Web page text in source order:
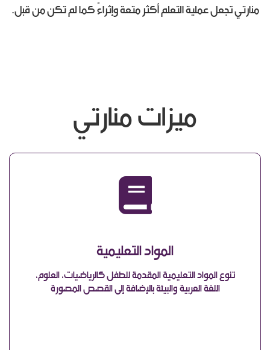
منارتي تجعل عملية التعلم أكثر متعة وإثراءً كما لم تكن من قبل.
ميزات منارتي
المواد التعليمية
تنوع المواد التعليمية المقدمة للطفل كالرياضيات، العلوم،
اللغة العربية والبيئة بالإضافة إلى القصص المصورة